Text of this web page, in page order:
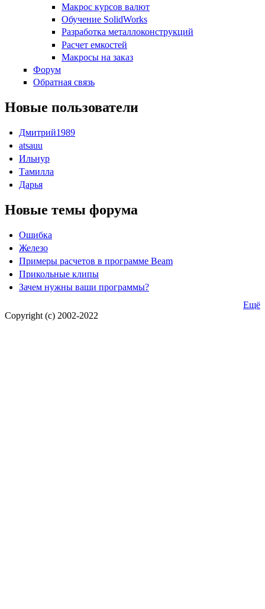
Макрос курсов валют
Обучение SolidWorks
Разработка металлоконструкций
Расчет емкостей
Макросы на заказ
Форум
Обратная связь
Новые пользователи
Дмитрий1989
atsauu
Ильнур
Тамилла
Дарья
Новые темы форума
Ошибка
Железо
Примеры расчетов в программе Beam
Прикольные клипы
Зачем нужны ваши программы?
Ещё
Copyright (c) 2002-2022